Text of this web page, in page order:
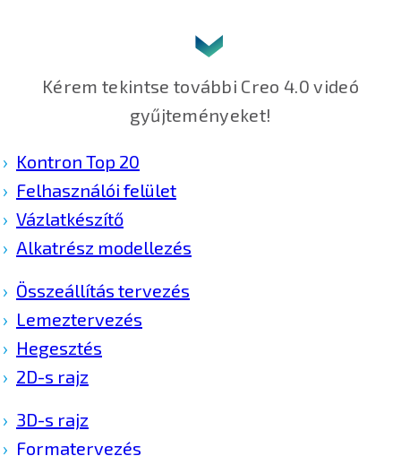
Kérem tekintse további Creo 4.0 videó
gyűjteményeket!
Kontron Top 20
Felhasználói felület
Vázlatkészítő
Alkatrész modellezés
Összeállítás tervezés
Lemeztervezés
Hegesztés
2D-s rajz
3D-s rajz
Formatervezés